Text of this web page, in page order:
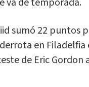
sumó 22 puntos
en
de Eric Gordon